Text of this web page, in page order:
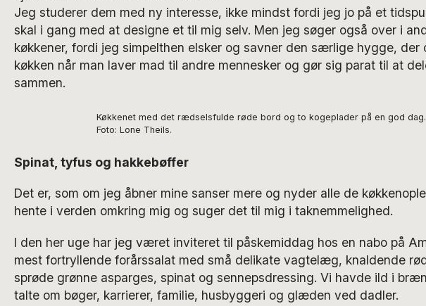
Jeg studerer dem med ny interesse, ikke mindst fordi jeg jo på et
skal i gang med at designe et til mig selv. Men jeg søger også over i
køkkener, fordi jeg simpelthen elsker og savner den særlige hygge, der
køkken når man laver mad til andre mennesker og gør sig parat til at
sammen.
Køkkenet med det rædselsfulde røde bord og to kogeplader på en god dag.
Foto: Lone Theils.
Spinat, tyfus og hakkebøffer
Det er, som om jeg åbner mine sanser mere og nyder alle de
hente i verden omkring mig og suger det til mig i taknemmelighed.
I den her uge har jeg været inviteret til påskemiddag hos en nabo på
mest fortryllende forårssalat med små delikate vagtelæg, knaldende
sprøde grønne asparges, spinat og sennepsdressing. Vi havde ild i
talte om bøger, karrierer, familie, husbyggeri og glæden ved dadler.